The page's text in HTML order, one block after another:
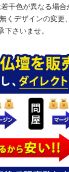
干色が異なる場合
くデザインの変更
さいませ。